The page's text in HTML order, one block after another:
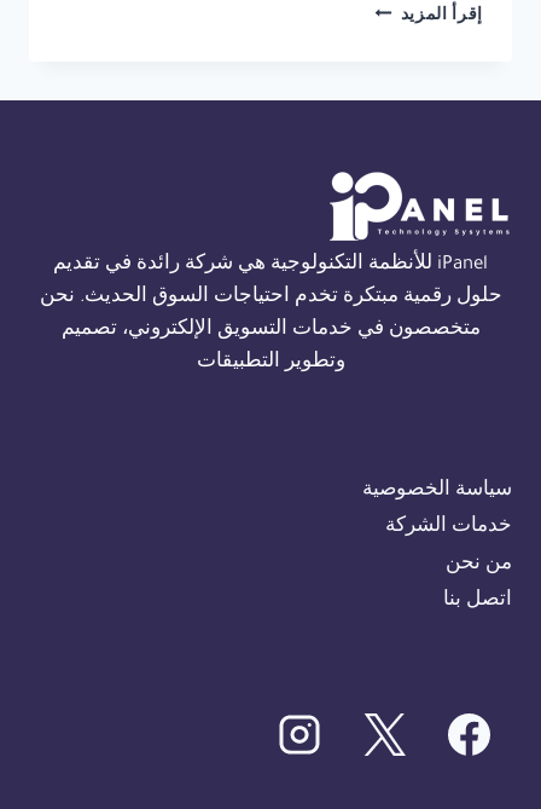
إقرأ المزيد تركيب
01554305486
iPanel للأنظمة التكنولوجية هي شركة رائدة في تقديم
حلول رقمية مبتكرة تخدم احتياجات السوق الحديث. نحن
متخصصون في خدمات التسويق الإلكتروني، تصميم
وتطوير التطبيقات
سياسة الخصوصية
خدمات الشركة
من نحن
اتصل بنا